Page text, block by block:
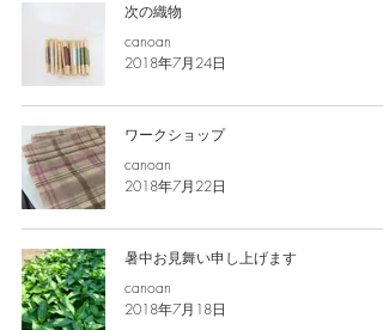
次の織物
canoan
2018年7月24日
ワークショップ
canoan
2018年7月22日
暑中お見舞い申し上げます
canoan
2018年7月18日